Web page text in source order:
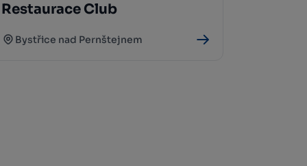
Restaurace Club
Bystřice nad Pernštejnem